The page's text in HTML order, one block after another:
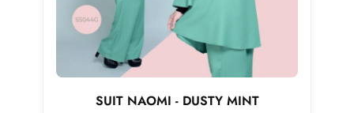
SUIT NAOMI - DUSTY MINT